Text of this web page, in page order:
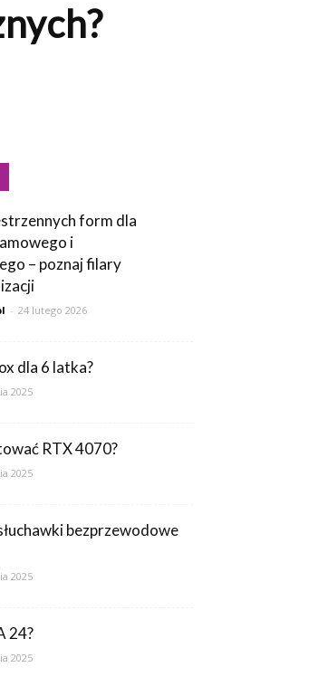
form dla
i
– poznaj filary
- 24 lutego 2026
dla 6 latka?
2025
RTX 4070?
2025
bezprzewodowe
2025
24?
2025